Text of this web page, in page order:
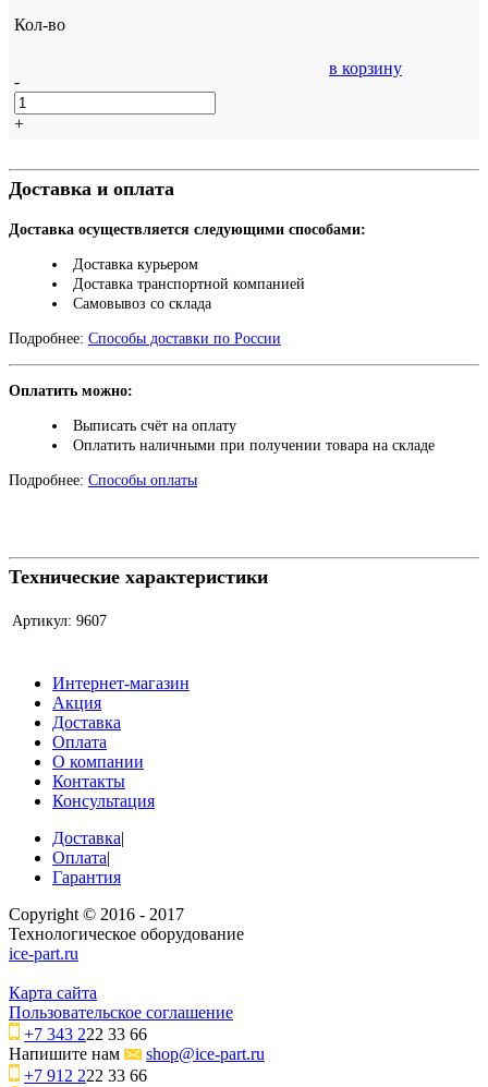
Кол-во
-
+
в корзину
Доставка и оплата
Доставка осуществляется следующими способами:
Доставка курьером
Доставка транспортной компанией
Самовывоз со склада
Подробнее: Способы доставки по России
Оплатить можно:
Выписать счёт на оплату
Оплатить наличными при получении товара на складе
Подробнее: Способы оплаты
Технические характеристики
Артикул: 9607
Интернет-магазин
Акция
Доставка
Оплата
О компании
Контакты
Консультация
Доставка|
Оплата|
Гарантия
Copyright © 2016 - 2017
Технологическое оборудование
ice-part.ru
Карта сайта
Пользовательское соглашение
+7 343 222 33 66
Напишите нам
shop@ice-part.ru
+7 912 222 33 66